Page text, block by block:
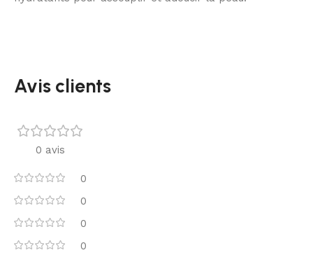
Avis clients
0 avis
0
0
0
0